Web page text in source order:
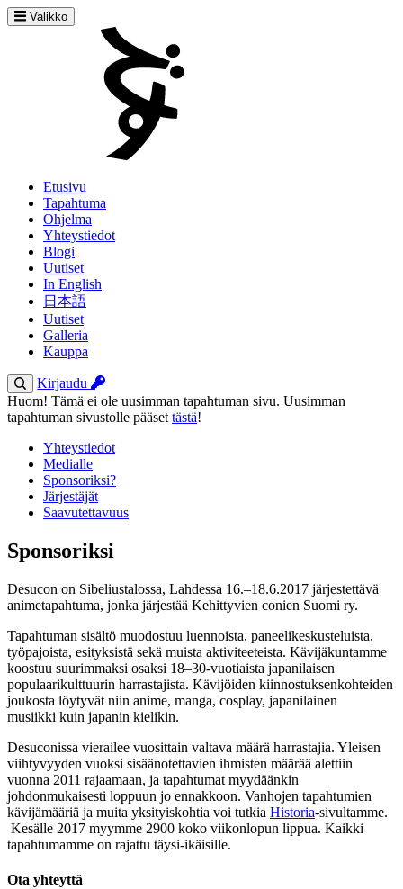
Valikko
Etusivu
Tapahtuma
Ohjelma
Yhteystiedot
Blogi
Uutiset
In English
日本語
Uutiset
Galleria
Kauppa
Kirjaudu
Huom! Tämä ei ole uusimman tapahtuman sivu. Uusimman
tapahtuman sivustolle pääset tästä!
Yhteystiedot
Medialle
Sponsoriksi?
Järjestäjät
Saavutettavuus
Sponsoriksi
Desucon on Sibeliustalossa, Lahdessa 16.–18.6.2017 järjestettävä
animetapahtuma, jonka järjestää Kehittyvien conien Suomi ry.
Tapahtuman sisältö muodostuu luennoista, paneelikeskusteluista,
työpajoista, esityksistä sekä muista aktiviteeteista. Kävijäkuntamme
koostuu suurimmaksi osaksi 18–30-vuotiaista japanilaisen
populaarikulttuurin harrastajista. Kävijöiden kiinnostuksenkohteiden
joukosta löytyvät niin anime, manga, cosplay, japanilainen
musiikki kuin japanin kielikin.
Desuconissa vierailee vuosittain valtava määrä harrastajia. Yleisen
viihtyvyyden vuoksi sisäänotettavien ihmisten määrää alettiin
vuonna 2011 rajaamaan, ja tapahtumat myydäänkin
johdonmukaisesti loppuun jo ennakkoon. Vanhojen tapahtumien
kävijämääriä ja muita yksityiskohtia voi tutkia Historia-sivultamme.
Kesälle 2017 myymme 2900 koko viikonlopun lippua. Kaikki
tapahtumamme on rajattu täysi-ikäisille.
Ota yhteyttä